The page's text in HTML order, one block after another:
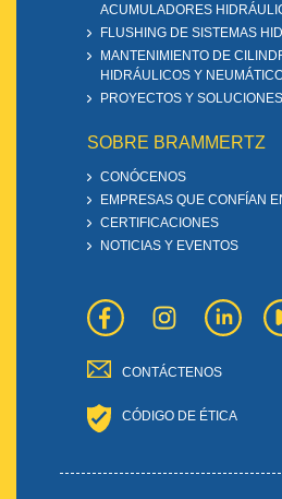
ACUMULADORES
FLUSHING DE SISTEMAS
MANTENIMIENTO DE
HIDRÁULICOS Y
PROYECTOS Y
SOBRE BRAMMERTZ
CONÓCENOS
EMPRESAS QUE CONFÍAN
CERTIFICACIONES
NOTICIAS Y EVENTOS
CONTÁCTENOS
CÓDIGO DE ÉTICA